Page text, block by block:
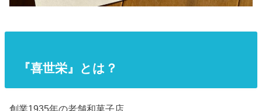
『喜世栄』とは？
創業1935年の老舗和菓子店